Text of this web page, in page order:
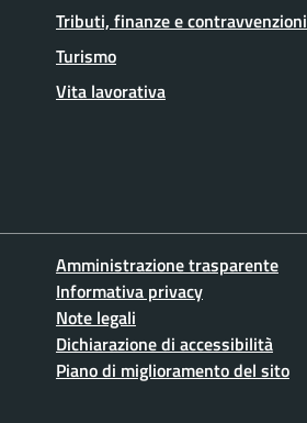
Tributi, finanze e contravvenzioni
Turismo
Vita lavorativa
Amministrazione trasparente
Informativa privacy
Note legali
Dichiarazione di accessibilità
Piano di miglioramento del sito